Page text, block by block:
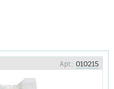
Арт.: 010215